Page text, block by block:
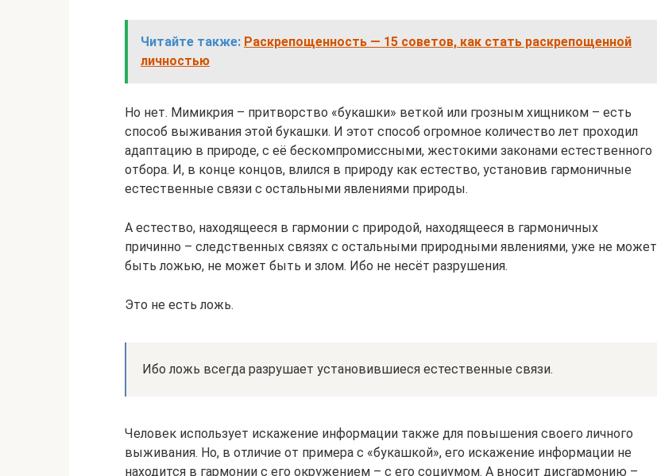
Читайте также: Раскрепощенность — 15 советов, как стать раскрепощенной
личностью
Но нет. Мимикрия – притворство «букашки» веткой или грозным хищником – есть
способ выживания этой букашки. И этот способ огромное количество лет проходил
адаптацию в природе, с её бескомпромиссными, жестокими законами естественного
отбора. И, в конце концов, влился в природу как естество, установив гармоничные
естественные связи с остальными явлениями природы.
А естество, находящееся в гармонии с природой, находящееся в гармоничных
причинно – следственных связях с остальными природными явлениями, уже не может
быть ложью, не может быть и злом. Ибо не несёт разрушения.
Это не есть ложь.
Ибо ложь всегда разрушает установившиеся естественные связи.
Человек использует искажение информации также для повышения своего личного
выживания. Но, в отличие от примера с «букашкой», его искажение информации не
находится в гармонии с его окружением – с его социумом. А вносит дисгармонию –